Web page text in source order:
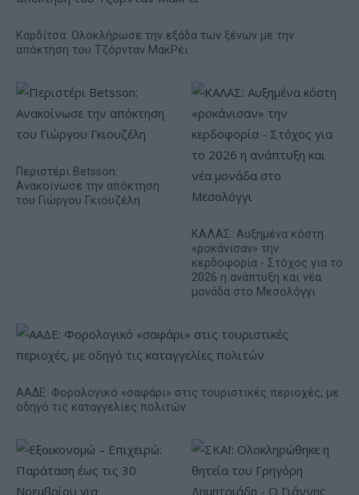
Καρδίτσα: Ολοκλήρωσε την εξάδα των ξένων με την
απόκτηση του Τζόρνταν ΜακΡέι
Περιστέρι Betsson:
Ανακοίνωσε την απόκτηση
του Γιώργου Γκιουζέλη
ΚΑΛΑΣ: Αυξημένα κόστη
«ροκάνισαν» την
κερδοφορία - Στόχος για το
2026 η ανάπτυξη και νέα
μονάδα στο Μεσολόγγι
ΑΑΔΕ: Φορολογικό «σαφάρι» στις τουριστικές περιοχές, με
οδηγό τις καταγγελίες πολιτών